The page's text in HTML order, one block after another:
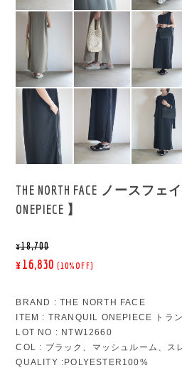
THE NORTH FACE ノースフェ
ONEPIECE 】
¥18,700
¥16,830 (10%OFF)
BRAND : THE NORTH FACE
ITEM : TRANQUIL ONEPIECE トラ
LOT NO : NTW12660
COL : ブラック、マッシュルーム、ス
QUALITY :POLYESTER100%